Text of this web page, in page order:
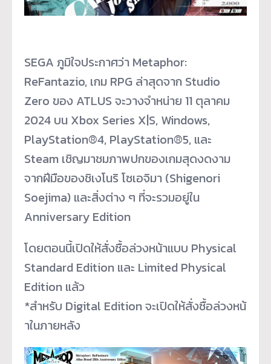
SEGA ภูมิใจประกาศว่า Metaphor:
ReFantazio, เกม RPG ล่าสุดจาก Studio
Zero ของ ATLUS จะวางจำหน่าย 11 ตุลาคม
2024 บน Xbox Series X|S, Windows,
PlayStation®4, PlayStation®5, และ
Steam เชิญมาชมภาพปกของเกมสุดงดงาม
จากฝีมือของชิเงโนริ โซเอจิมา (Shigenori
Soejima) และสิ่งต่าง ๆ ที่จะรวมอยู่ใน
Anniversary Edition
โดยตอนนี้เปิดให้สั่งซื้อล่วงหน้าแบบ Physical
Standard Edition และ Limited Physical
Edition แล้ว
*สำหรับ Digital Edition จะเปิดให้สั่งซื้อล่วงหน้
าในภายหลัง